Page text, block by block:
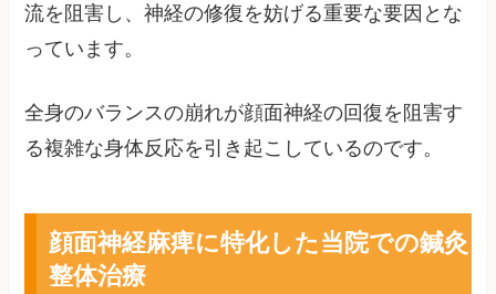
流を阻害し、神経の修復を妨げる重要な要因とな
っています。
全身のバランスの崩れが顔面神経の回復を阻害す
る複雑な身体反応を引き起こしているのです。
顔面神経麻痺に特化した当院での鍼灸
整体治療